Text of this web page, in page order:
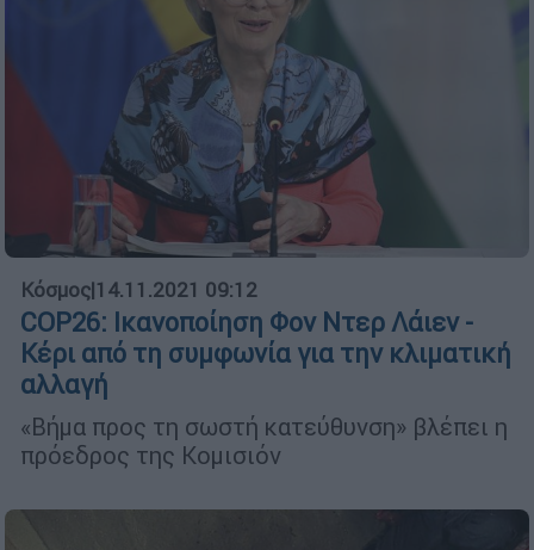
Κόσμος|14.11.2021 09:12
COP26: Ικανοποίηση Φον Ντερ Λάιεν -
Κέρι από τη συμφωνία για την κλιματική
αλλαγή
«Βήμα προς τη σωστή κατεύθυνση» βλέπει η
πρόεδρος της Κομισιόν